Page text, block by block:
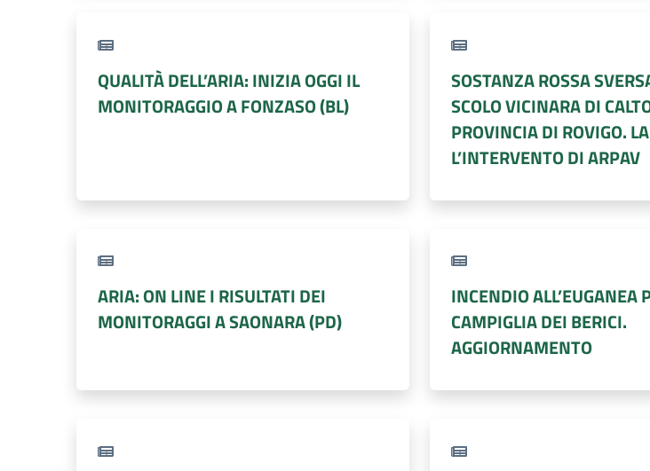
QUALITÀ DELL’ARIA: INIZIA OGGI IL
MONITORAGGIO A FONZASO (BL)
SOSTANZA ROSSA
SCOLO VICINARA DI
PROVINCIA DI ROVIGO.
L’INTERVENTO DI ARPAV
ARIA: ON LINE I RISULTATI DEI
MONITORAGGI A SAONARA (PD)
INCENDIO ALL’EUGANEA
CAMPIGLIA DEI BERICI.
AGGIORNAMENTO